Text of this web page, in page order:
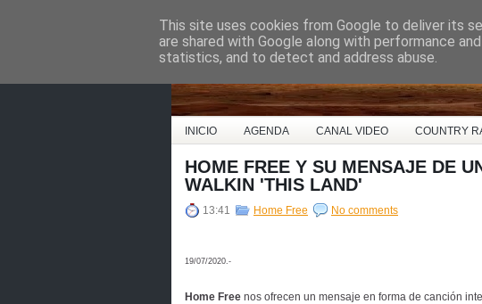
Country Music España
INICIO AGENDA CANAL VIDEO COUNTRY
HOME FREE Y SU MENSAJE DE
WALKIN 'THIS LAND'
13:41 Home Free No comments
19/07/2020.-
Home Free nos ofrecen un mensaje en forma de canción
This site uses cookies from Google to deliver its
are shared with Google along with performance
statistics, and to detect and address abuse.